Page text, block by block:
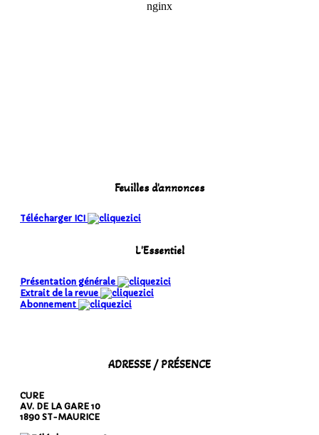
Feuilles d'annonces
Télécharger ICI
L'Essentiel
Présentation générale
Extrait de la revue
Abonnement
ADRESSE / PRÉSENCE
CURE
AV. DE LA GARE 10
1890 ST-MAURICE